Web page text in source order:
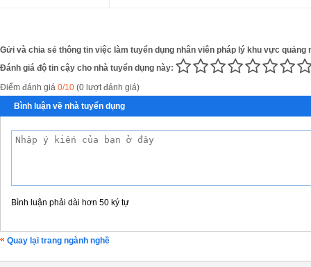
Gửi và chia sẻ thông tin việc làm tuyển dụng nhân viên pháp lý khu vực quảng
Đánh giá độ tin cậy cho nhà tuyển dụng này:
Điểm đánh giá 0/10 (0 lượt đánh giá)
Bình luận về nhà tuyển dụng
Bình luận phải dài hơn 50 ký tự
Quay lại trang ngành nghề